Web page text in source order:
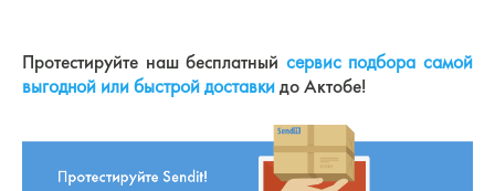
Протестируйте наш бесплатный сервис подбора самой
выгодной или быстрой доставкидо Актобе!